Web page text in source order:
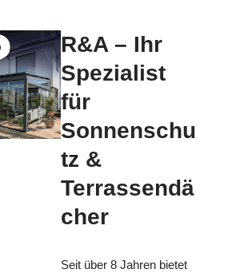
R&A – Ihr
Spezialist
für
Sonnenschu
tz &
Terrassendä
cher
Seit über 8 Jahren bietet